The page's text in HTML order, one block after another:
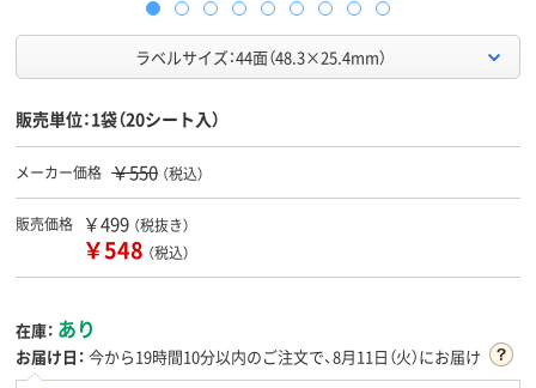
ラベルサイズ：44面（48.3×25.4mm）
販売単位：1袋（20シート入）
メーカー価格 ￥550 （税込）
販売価格 ￥499 （税抜き）
￥548 （税込）
在庫： あり
お届け日： 今から19時間10分以内のご注文で、8月11日（火）にお届け